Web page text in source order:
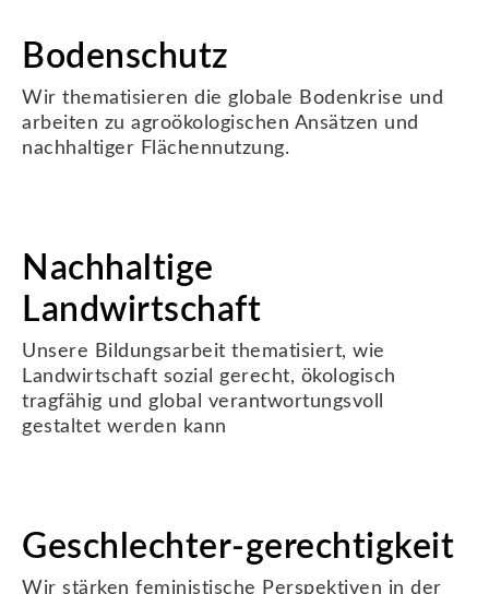
Bodenschutz
Wir thematisieren die globale Bodenkrise und
arbeiten zu agroökologischen Ansätzen und
nachhaltiger Flächennutzung.
Nachhaltige
Landwirtschaft
Unsere Bildungsarbeit thematisiert, wie
Landwirtschaft sozial gerecht, ökologisch
tragfähig und global verantwortungsvoll
gestaltet werden kann
Geschlechter-gerechtigkeit
Wir stärken feministische Perspektiven in der